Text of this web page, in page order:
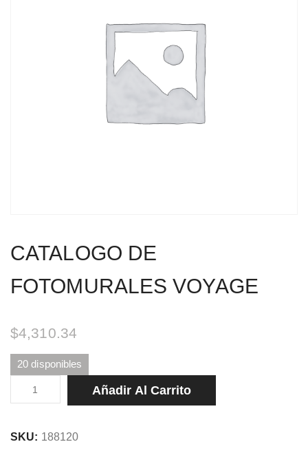
CATALOGO DE
FOTOMURALES VOYAGE
$4,310.34
20 disponibles
CATALOGO
DE
VOYAGE
Añadir Al Carrito
SKU: 188120